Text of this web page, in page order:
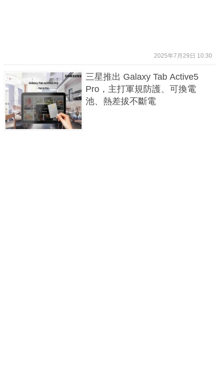
2025年7月29日 10:30
三星推出 Galaxy Tab Active5
Pro，主打軍規防護、可換電
池、熱差拔不斷電